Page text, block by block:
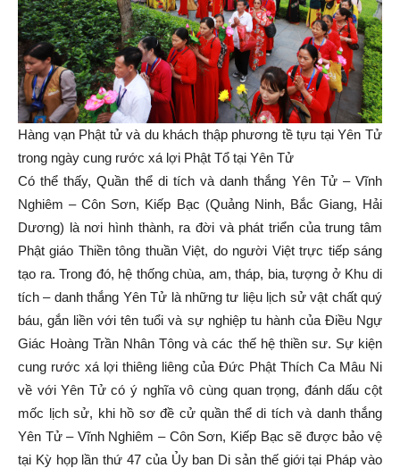
Hàng vạn Phật tử và du khách thập phương tề tựu tại Yên Tử
trong ngày cung rước xá lợi Phật Tổ tại Yên Tử
Có thể thấy, Quần thể di tích và danh thắng Yên Tử – Vĩnh
Nghiêm – Côn Sơn, Kiếp Bạc (Quảng Ninh, Bắc Giang, Hải
Dương) là nơi hình thành, ra đời và phát triển của trung tâm
Phật giáo Thiền tông thuần Việt, do người Việt trực tiếp sáng
tạo ra. Trong đó, hệ thống chùa, am, tháp, bia, tượng ở Khu di
tích – danh thắng Yên Tử là những tư liệu lịch sử vật chất quý
báu, gắn liền với tên tuổi và sự nghiệp tu hành của Điều Ngự
Giác Hoàng Trần Nhân Tông và các thế hệ thiền sư. Sự kiện
cung rước xá lợi thiêng liêng của Đức Phật Thích Ca Mâu Ni
về với Yên Tử có ý nghĩa vô cùng quan trọng, đánh dấu cột
mốc lịch sử, khi hồ sơ đề cử quần thể di tích và danh thắng
Yên Tử – Vĩnh Nghiêm – Côn Sơn, Kiếp Bạc sẽ được bảo vệ
tại Kỳ họp lần thứ 47 của Ủy ban Di sản thế giới tại Pháp vào